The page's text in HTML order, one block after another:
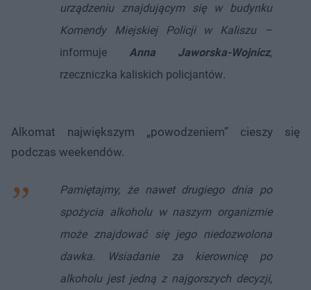
urządzeniu znajdującym się w budynku
Komendy Miejskiej Policji w Kaliszu –
informuje
Anna Jaworska-Wojnicz,
rzeczniczka kaliskich policjantów.
Alkomat największym „powodzeniem” cieszy się
podczas weekendów.
Pamiętajmy, że nawet drugiego dnia po
spożycia alkoholu w naszym organizmie
może znajdować się jego niedozwolona
dawka. Wsiadanie za kierownicę po
alkoholu jest jedną z najgorszych decyzji,